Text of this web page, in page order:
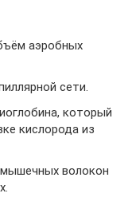
аэробных
сети.
который
кислорода из
волокон